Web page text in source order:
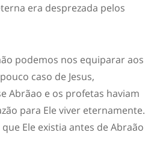
era desprezada pelos
podemos nos equiparar aos
pouco caso de Jesus,
Abrãao e os profetas haviam
para Ele viver eternamente.
que Ele existia antes de Abraão